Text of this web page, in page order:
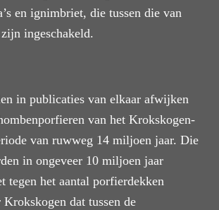
en ignimbriet, die tussen die van
ingeschakeld.
in publicaties van elkaar afwijken
van het Krokskogen-
van ruwweg 14 miljoen jaar. Die
in ongeveer 10 miljoen jaar
tegen het aantal porfierdekken
dat tussen de